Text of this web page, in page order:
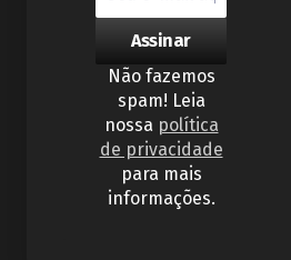
Não fazemos
spam! Leia
nossa política
de privacidade
para mais
informações.